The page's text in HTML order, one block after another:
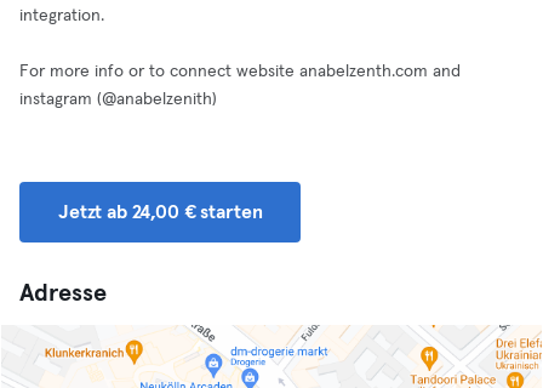
integration.
For more info or to connect website anabelzenth.com and
instagram (@anabelzenith)
Jetzt ab 24,00 € starten
Adresse